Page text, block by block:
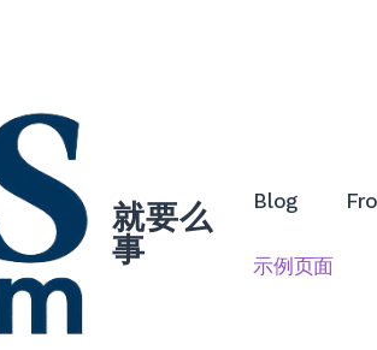
就要么
事
Blog
示例页面